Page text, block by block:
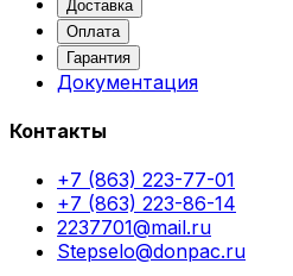
Доставка
Оплата
Гарантия
Документация
Контакты
+7 (863) 223-77-01
+7 (863) 223-86-14
2237701@mail.ru
Stepselo@donpac.ru